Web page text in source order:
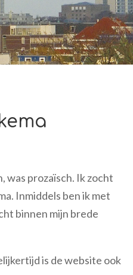
was prozaïsch. Ik zocht
Inmiddels ben ik met
binnen mijn brede
is de website ook